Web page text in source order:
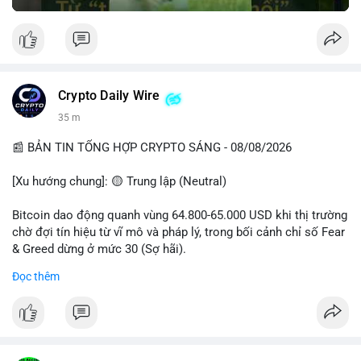
Crypto Daily Wire
35 m
📰 BẢN TIN TỔNG HỢP CRYPTO SÁNG - 08/08/2026
[Xu hướng chung]: 🟡 Trung lập (Neutral)
Bitcoin dao động quanh vùng 64.800-65.000 USD khi thị trường
chờ đợi tín hiệu từ vĩ mô và pháp lý, trong bối cảnh chỉ số Fear
& Greed dừng ở mức 30 (Sợ hãi).
- Thị trường & Giá cả: Chuỗi giao dịch cá voi BTC diễn ra dày
triệu USD lúc 08:19 UTC và 61,37 BTC (gần 4 triệu USD) lúc
Đọc thêm